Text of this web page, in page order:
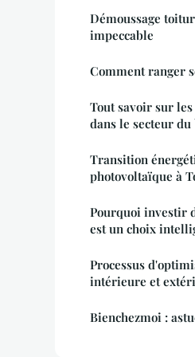
Démoussage
impeccable
Comment ranger
Tout savoir sur
dans le secteur
Transition
photovoltaïque à
Pourquoi investir
est un choix
Processus
intérieure et
Bienchezmoi :